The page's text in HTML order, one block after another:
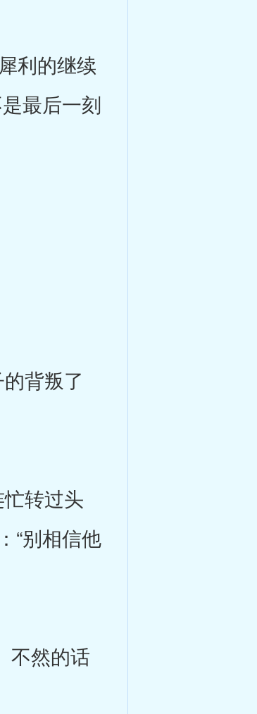
利的继续
最后一刻
背叛了
转过头
“别相信他
然的话